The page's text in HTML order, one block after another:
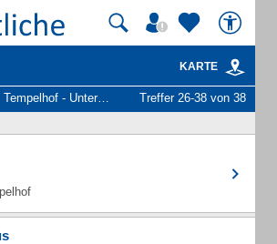
KARTE
- Unternehmen und Personen Treffer 26-38 von 38